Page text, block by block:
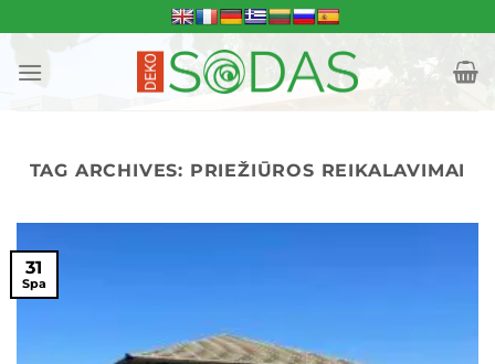
to
content
TAG ARCHIVES: PRIEŽIŪROS REIKALAVIMAI
31
Spa